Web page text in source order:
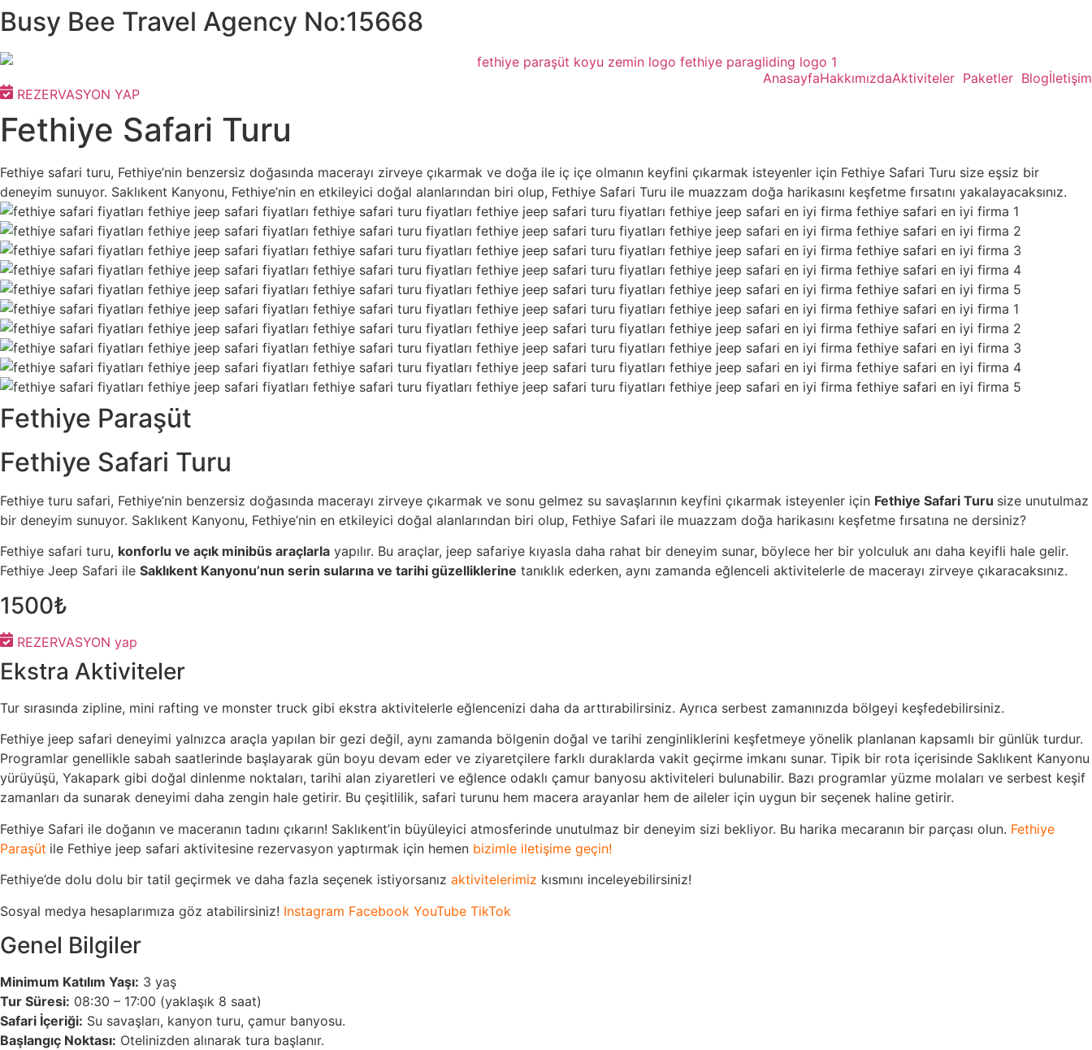
İçeriğe
atla
Busy Bee Travel Agency No:15668
AnasayfaHakkımızdaAktiviteler Paketler Blogİletişim
REZERVASYON YAP
Fethiye Safari Turu
Fethiye safari turu, Fethiye’nin benzersiz doğasında macerayı zirveye çıkarmak ve doğa ile iç içe olmanın keyfini çıkarmak isteyenler için Fethiye Safari Turu size eşsiz bir
deneyim sunuyor. Saklıkent Kanyonu, Fethiye’nin en etkileyici doğal alanlarından biri olup, Fethiye Safari Turu ile muazzam doğa harikasını keşfetme fırsatını yakalayacaksınız.
Fethiye Paraşüt
Fethiye Safari Turu
Fethiye turu safari, Fethiye’nin benzersiz doğasında macerayı zirveye çıkarmak ve sonu gelmez su savaşlarının keyfini çıkarmak isteyenler için Fethiye Safari Turu size unutulmaz
bir deneyim sunuyor. Saklıkent Kanyonu, Fethiye’nin en etkileyici doğal alanlarından biri olup, Fethiye Safari ile muazzam doğa harikasını keşfetme fırsatına ne dersiniz?
Fethiye safari turu, konforlu ve açık minibüs araçlarla yapılır. Bu araçlar, jeep safariye kıyasla daha rahat bir deneyim sunar, böylece her bir yolculuk anı daha keyifli hale gelir.
Fethiye Jeep Safari ile Saklıkent Kanyonu’nun serin sularına ve tarihi güzelliklerine tanıklık ederken, aynı zamanda eğlenceli aktivitelerle de macerayı zirveye çıkaracaksınız.
1500₺
REZERVASYON yap
Ekstra Aktiviteler
Tur sırasında zipline, mini rafting ve monster truck gibi ekstra aktivitelerle eğlencenizi daha da arttırabilirsiniz. Ayrıca serbest zamanınızda bölgeyi keşfedebilirsiniz.
Fethiye jeep safari deneyimi yalnızca araçla yapılan bir gezi değil, aynı zamanda bölgenin doğal ve tarihi zenginliklerini keşfetmeye yönelik planlanan kapsamlı bir günlük turdur.
Programlar genellikle sabah saatlerinde başlayarak gün boyu devam eder ve ziyaretçilere farklı duraklarda vakit geçirme imkanı sunar. Tipik bir rota içerisinde Saklıkent Kanyonu
yürüyüşü, Yakapark gibi doğal dinlenme noktaları, tarihi alan ziyaretleri ve eğlence odaklı çamur banyosu aktiviteleri bulunabilir. Bazı programlar yüzme molaları ve serbest keşif
zamanları da sunarak deneyimi daha zengin hale getirir. Bu çeşitlilik, safari turunu hem macera arayanlar hem de aileler için uygun bir seçenek haline getirir.
Fethiye Safari ile doğanın ve maceranın tadını çıkarın! Saklıkent’in büyüleyici atmosferinde unutulmaz bir deneyim sizi bekliyor. Bu harika mecaranın bir parçası olun. Fethiye
Paraşüt ile Fethiye jeep safari aktivitesine rezervasyon yaptırmak için hemen bizimle iletişime geçin!
Fethiye’de dolu dolu bir tatil geçirmek ve daha fazla seçenek istiyorsanız aktivitelerimiz kısmını inceleyebilirsiniz!
Sosyal medya hesaplarımıza göz atabilirsiniz! Instagram Facebook YouTube TikTok
Genel Bilgiler
Minimum Katılım Yaşı: 3 yaş
Tur Süresi: 08:30 – 17:00 (yaklaşık 8 saat)
Safari İçeriği: Su savaşları, kanyon turu, çamur banyosu.
Başlangıç Noktası: Otelinizden alınarak tura başlanır.